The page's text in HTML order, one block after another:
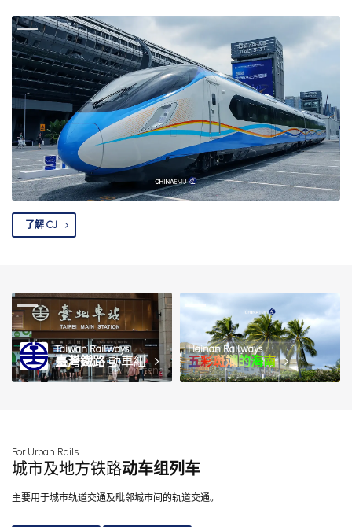
了解 CJ
Taiwan Railways
臺灣鐵路動車組
图 / wmteng
Hainan Railways
五彩斑斓的海南
For Urban Rails
城市及地方铁路动车组列车
主要用于城市轨道交通及毗邻城市间的轨道交通。